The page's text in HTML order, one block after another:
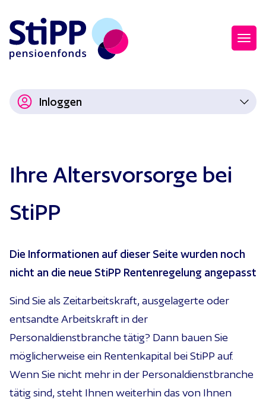
Inloggen
Ihre Altersvorsorge bei
StiPP
Die Informationen auf dieser Seite wurden noch
nicht an die neue StiPP Rentenregelung angepasst
Sind Sie als Zeitarbeitskraft, ausgelagerte oder
entsandte Arbeitskraft in der
Personaldienstbranche tätig? Dann bauen Sie
möglicherweise ein Rentenkapital bei StiPP auf.
Wenn Sie nicht mehr in der Personaldienstbranche
tätig sind, steht Ihnen weiterhin das von Ihnen